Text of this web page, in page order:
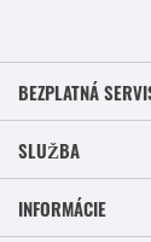
BEZPLATNÁ
SLUŽBA
INFORMÁCIE